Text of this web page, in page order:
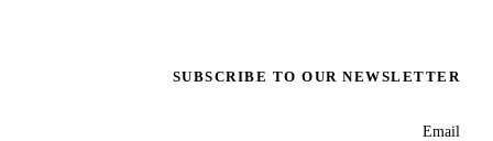
SUBSCRIBE TO OUR NEWSLETTER
Email